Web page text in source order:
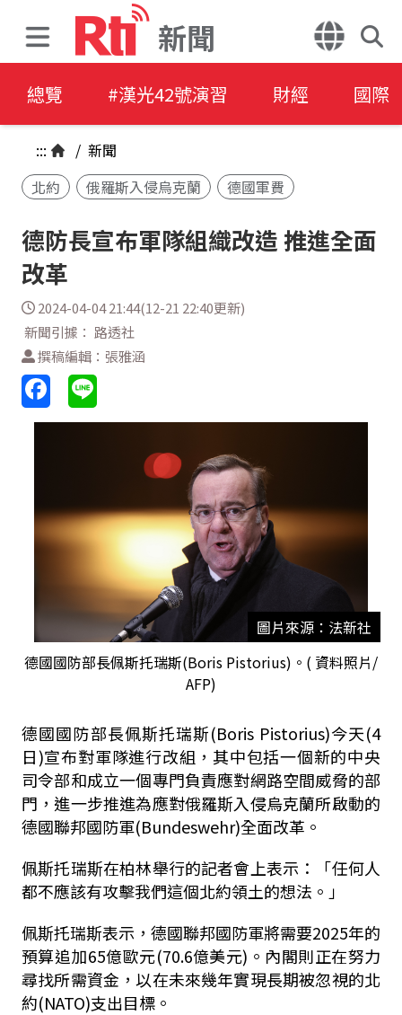
新聞
總覽 #漢光42號演習 財經 國際
::: / 新聞
北約
俄羅斯入侵烏克蘭 德國軍費
德防長宣布軍隊組織改造 推進全面
改革
2024-04-04 21:44(12-21 22:40更新)
新聞引據： 路透社
撰稿編輯：張雅涵
圖片來源：法新社
德國國防部長佩斯托瑞斯(Boris Pistorius)。( 資料照片/
AFP)
德國國防部長佩斯托瑞斯(Boris Pistorius)今天(4
日)宣布對軍隊進行改組，其中包括一個新的中央
司令部和成立一個專門負責應對網路空間威脅的部
門，進一步推進為應對俄羅斯入侵烏克蘭所啟動的
德國聯邦國防軍(Bundeswehr)全面改革。
佩斯托瑞斯在柏林舉行的記者會上表示：「任何人
都不應該有攻擊我們這個北約領土的想法。」
佩斯托瑞斯表示，德國聯邦國防軍將需要2025年的
預算追加65億歐元(70.6億美元)。內閣則正在努力
尋找所需資金，以在未來幾年實現長期被忽視的北
約(NATO)支出目標。